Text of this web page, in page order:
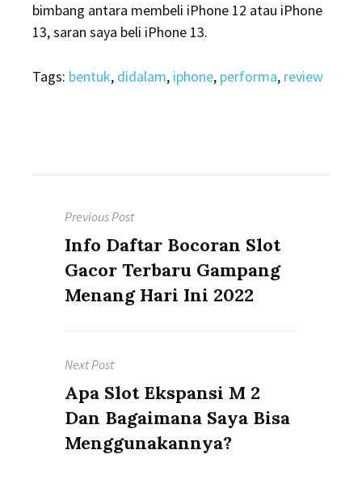
bimbang antara membeli iPhone 12 atau iPhone
13, saran saya beli iPhone 13.
Tags: bentuk, didalam, iphone, performa, review
navigation
Previous Post
Previous
post:
Info Daftar Bocoran Slot
Gacor Terbaru Gampang
Menang Hari Ini 2022
Next Post
Next
post:
Apa Slot Ekspansi M 2
Dan Bagaimana Saya Bisa
Menggunakannya?